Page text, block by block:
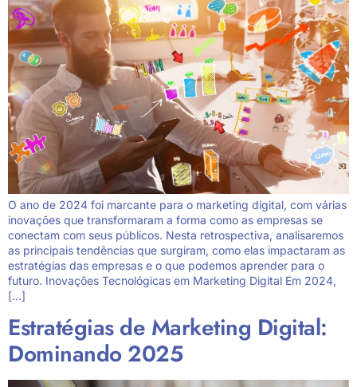
O ano de 2024 foi marcante para o marketing digital, com várias
inovações que transformaram a forma como as empresas se
conectam com seus públicos. Nesta retrospectiva, analisaremos
as principais tendências que surgiram, como elas impactaram as
estratégias das empresas e o que podemos aprender para o
futuro. Inovações Tecnológicas em Marketing Digital Em 2024,
[…]
Estratégias de Marketing Digital:
Dominando 2025